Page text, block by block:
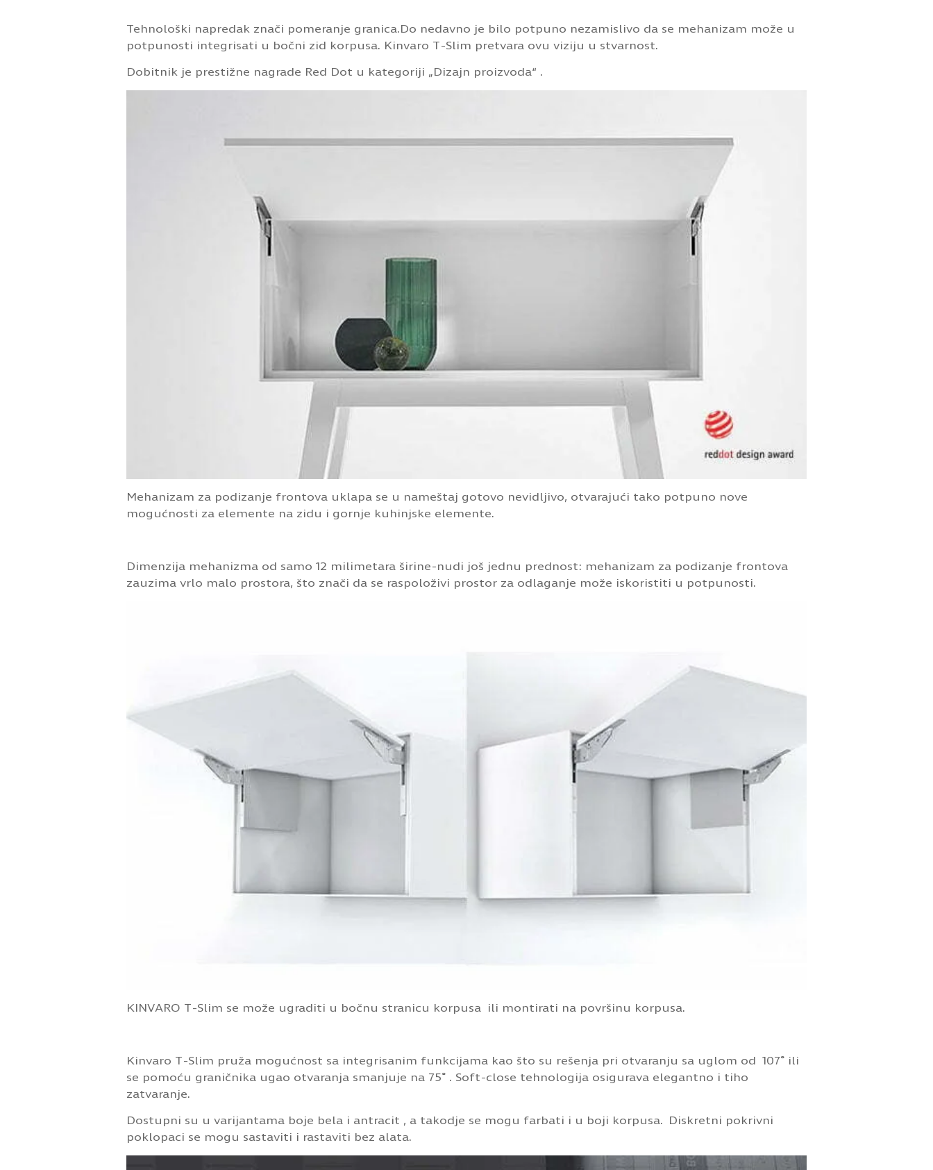
Tehnološki napredak znači pomeranje granica.Do nedavno je bilo potpuno nezamislivo da se mehanizam može u
potpunosti integrisati u bočni zid korpusa. Kinvaro T-Slim pretvara ovu viziju u stvarnost.
Dobitnik je prestižne nagrade Red Dot u kategoriji „Dizajn proizvoda“ .
Mehanizam za podizanje frontova uklapa se u nameštaj gotovo nevidljivo, otvarajući tako potpuno nove
mogućnosti za elemente na zidu i gornje kuhinjske elemente.
Dimenzija mehanizma od samo 12 milimetara širine-nudi još jednu prednost: mehanizam za podizanje frontova
zauzima vrlo malo prostora, što znači da se raspoloživi prostor za odlaganje može iskoristiti u potpunosti.
KINVARO T-Slim se može ugraditi u bočnu stranicu korpusa ili montirati na površinu korpusa.
Kinvaro T-Slim pruža mogućnost sa integrisanim funkcijama kao što su rešenja pri otvaranju sa uglom od 107˚ ili
se pomoću graničnika ugao otvaranja smanjuje na 75˚ . Soft-close tehnologija osigurava elegantno i tiho
zatvaranje.
Dostupni su u varijantama boje bela i antracit , a takodje se mogu farbati i u boji korpusa. Diskretni pokrivni
poklopaci se mogu sastaviti i rastaviti bez alata.